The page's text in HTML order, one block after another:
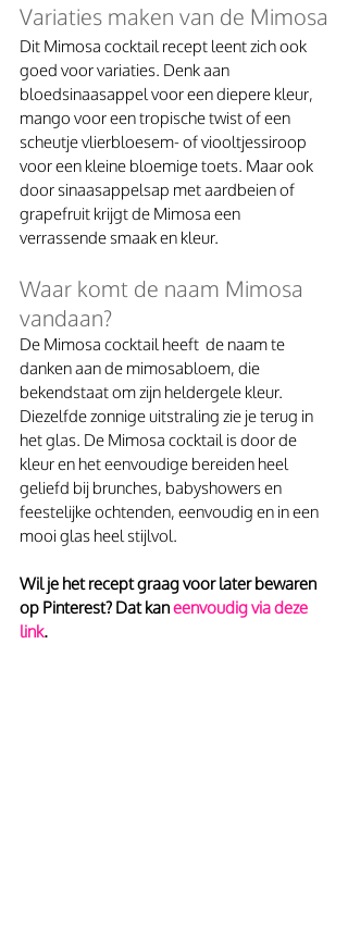
Variaties maken van de Mimosa
Dit Mimosa cocktail recept leent zich ook
goed voor variaties. Denk aan
bloedsinaasappel voor een diepere kleur,
mango voor een tropische twist of een
scheutje vlierbloesem- of viooltjessiroop
voor een kleine bloemige toets. Maar ook
door sinaasappelsap met aardbeien of
grapefruit krijgt de Mimosa een
verrassende smaak en kleur.
Waar komt de naam Mimosa
vandaan?
De Mimosa cocktail heeft  de naam te
danken aan de mimosa­bloem, die
bekendstaat om zijn heldergele kleur.
Diezelfde zonnige uitstraling zie je terug in
het glas. De Mimosa cocktail is door de
kleur en het eenvoudige bereiden heel
geliefd bij brunches, babyshowers en
feestelijke ochtenden, eenvoudig en in een
mooi glas heel stijlvol.
Wil je het recept graag voor later bewaren
op Pinterest? Dat kan eenvoudig via deze
link.